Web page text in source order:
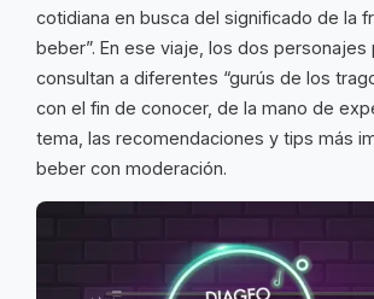
cotidiana en busca del significado de la
beber”. En ese viaje, los dos personajes
consultan a diferentes “gurús de los
con el fin de conocer, de la mano de
tema, las recomendaciones y tips más
beber con moderación.